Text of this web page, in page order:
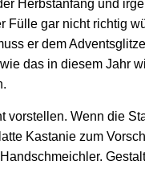
Herbstanfang und
Fülle gar nicht richtig
er dem
das in diesem Jahr
vorstellen. Wenn die
Kastanie zum